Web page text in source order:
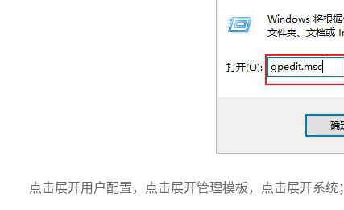
点击展开用户配置，点击展开管理模板，点击展开系统；